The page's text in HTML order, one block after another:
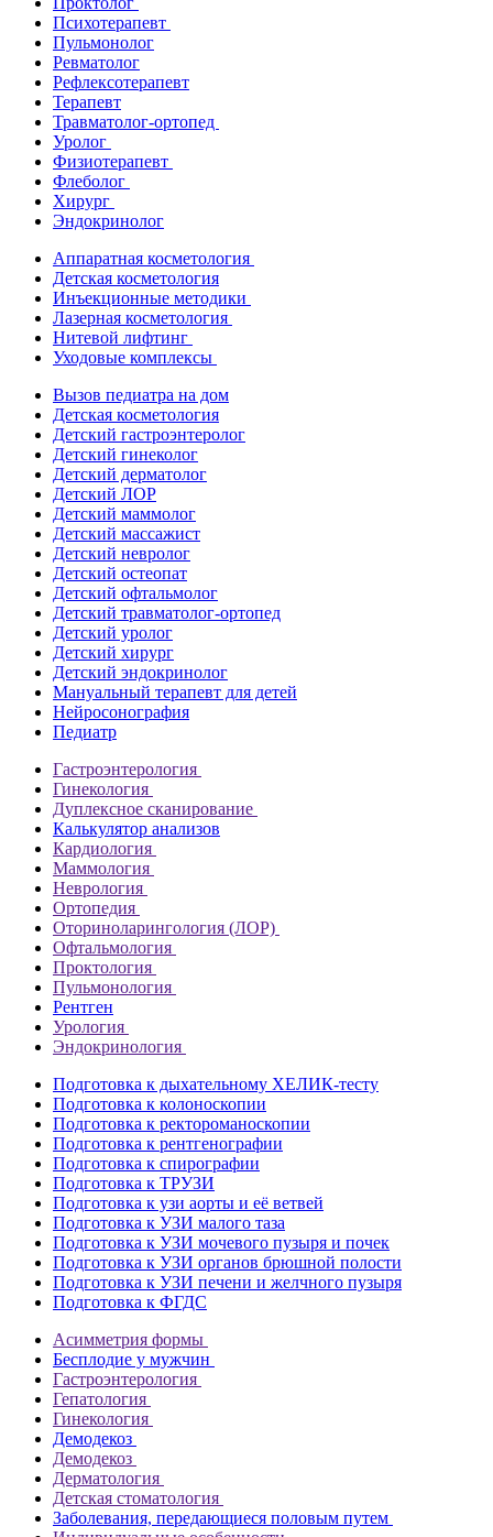
Психотерапевт
Пульмонолог
Ревматолог
Рефлексотерапевт
Терапевт
Травматолог-ортопед
Уролог
Физиотерапевт
Флеболог
Хирург
Эндокринолог
Аппаратная косметология
Детская косметология
Инъекционные методики
Лазерная косметология
Нитевой лифтинг
Уходовые комплексы
Вызов педиатра на дом
Детская косметология
Детский гастроэнтеролог
Детский гинеколог
Детский дерматолог
Детский ЛОР
Детский маммолог
Детский массажист
Детский невролог
Детский остеопат
Детский офтальмолог
Детский травматолог-ортопед
Детский уролог
Детский хирург
Детский эндокринолог
Мануальный терапевт для детей
Нейросонография
Педиатр
Гастроэнтерология
Гинекология
Дуплексное сканирование
Калькулятор анализов
Кардиология
Маммология
Неврология
Ортопедия
Оториноларингология (ЛОР)
Офтальмология
Проктология
Пульмонология
Рентген
Урология
Эндокринология
Подготовка к дыхательному ХЕЛИК-тесту
Подготовка к колоноскопии
Подготовка к ректороманоскопии
Подготовка к рентгенографии
Подготовка к спирографии
Подготовка к ТРУЗИ
Подготовка к узи аорты и её ветвей
Подготовка к УЗИ малого таза
Подготовка к УЗИ мочевого пузыря и почек
Подготовка к УЗИ органов брюшной полости
Подготовка к УЗИ печени и желчного пузыря
Подготовка к ФГДС
Асимметрия формы
Бесплодие у мужчин
Гастроэнтерология
Гепатология
Гинекология
Демодекоз
Демодекоз
Дерматология
Детская стоматология
Заболевания, передающиеся половым путем